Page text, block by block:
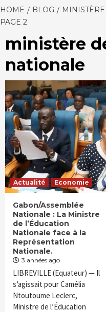
HOME BLOG
PAGE 2
ministère
nationale
Actualité Economie
Gabon/Assemblée
Nationale : La Ministre
de l’Éducation
Nationale face à la
Représentation
Nationale.
3 années ago
LIBREVILLE (Equateur) — Il
s’agissait pour Camélia
Ntoutoume Leclerc,
Ministre de l’Éducation